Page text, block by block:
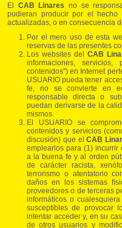
El CAB Linares no se
pudieran producir por el hecho
actualizadas, o en consecuencia
Por el mero uso de esta
reservas de las presentes
Los websites delCAB
informaciones,
contenidos") en Internet
USUARIO pueda tener
fe, no se convierte en
responsable directa o
puedan derivarse de la
mismos.
El USUARIO se
contenidos y servicios
discusión) que elCAB
emplearlos para (1) incurrir
a la buena fe y al orden
de carácter racista,
terrorismo o atentatorio
daños en los sistemas
proveedores o de terceras
informáticos o
susceptibles de provocar
intentar acceder y, en su
de otros usuarios y